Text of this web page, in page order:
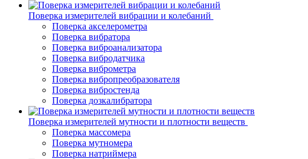
Поверка измерителей вибрации и колебаний
Поверка акселерометра
Поверка вибратора
Поверка виброанализатора
Поверка вибродатчика
Поверка виброметра
Поверка вибропреобразователя
Поверка вибростенда
Поверка дозкалибратора
Поверка измерителей мутности и плотности веществ
Поверка массомера
Поверка мутномера
Поверка натриймера